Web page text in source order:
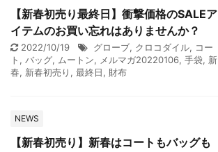
【新春初売り最終日】衝撃価格のSALEア
イテムのお買い忘れはありませんか？
2022/10/19 グローブ, クロコダイル, コー
ト , バッグ, ムートン, メルマガ20220106, 手袋, 新
春, 新春初売り , 最終日, 財布
NEWS
【新春初売り】新春はコートもバッグも